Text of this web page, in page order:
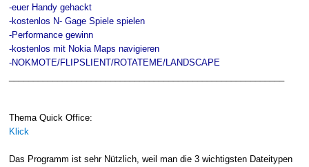
-euer Handy gehackt
-kostenlos N- Gage Spiele spielen
-Performance gewinn
-kostenlos mit Nokia Maps navigieren
-NOKMOTE/FLIPSLIENT/ROTATEME/LANDSCAPE
Thema Quick Office:
Klick
Das Programm ist sehr Nützlich, weil man die 3 wichtigsten Dateitypen